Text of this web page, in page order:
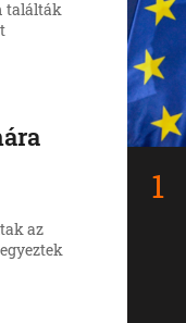
találták
az